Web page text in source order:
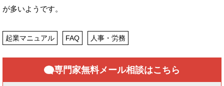
が多いようです。
起業マニュアル FAQ 人事・労務
専門家無料メール相談はこちら